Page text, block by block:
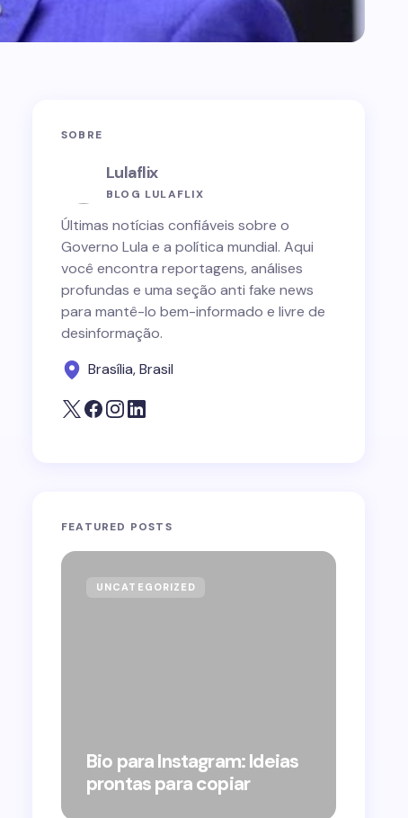
SOBRE
Lulaflix
BLOG LULAFLIX
Últimas notícias confiáveis sobre o
Governo Lula e a política mundial. Aqui
você encontra reportagens, análises
profundas e uma seção anti fake news
para mantê-lo bem-informado e livre de
desinformação.
Brasília, Brasil
FEATURED POSTS
UNCATEGORIZED
Bio para Instagram: Ideias
prontas para copiar